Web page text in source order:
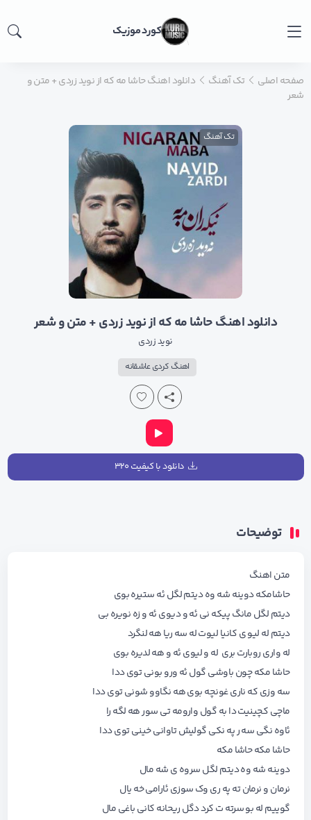
کورد موزیک
صفحه اصلی تک آهنگ
دانلود اهنگ حاشا مه که از نوید زردی + متن و
شعر
تک آهنگ
دانلود اهنگ حاشا مه که از نوید زردی + متن و شعر
نوید زردی
اهنگ کردی عاشقانه
دانلود با کیفیت ۳۲۰
توضیحات
متن اهنگ
حاشامکه دوینه شه وه دیتم لگل ئه ستیره بوی
دیتم لگل مانگ پیکه نی ئه و دیوی ئه و زه نویره بی
دیتم له لیو ی کانیا لیوت له سه ریا هه لنگرد
له واری روبارت بری له و لیوی ئه و هه لدیره بوی
حاشا مکه چون باوشی گول ئه ورو بونی توی ددا
سه وزی که ناری غونچه بوی هه نگاوو شونی توی ددا
ماچی کچینیت دا به گول وارومه تی سور هه لگه را
ئاوه نگی سه ر په نکی گولیش تاوانی خینی توی ددا
حاشا مکه حاشا مکه
دوینه شه وه دیتم لگل سروه ی شه مال
نرمان و نرمان ته په ری وک سوزی ئارامی خه یال
گوییم له بو سرته ت کرد دگل ریحانه کانی باغی مال